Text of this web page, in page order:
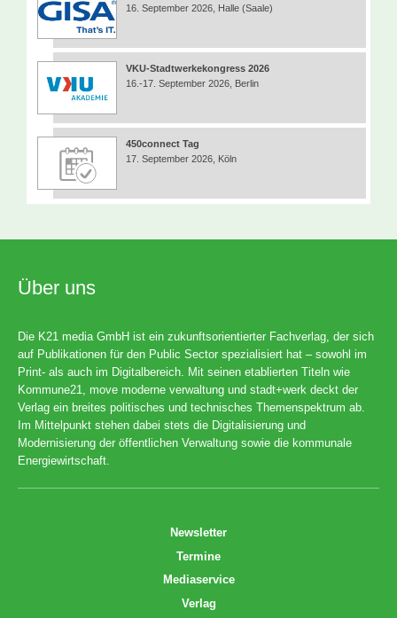
16. September 2026, Halle (Saale)
VKU-Stadtwerkekongress 2026
16.-17. September 2026, Berlin
450connect Tag
17. September 2026, Köln
Über uns
Die K21 media GmbH ist ein zukunftsorientierter Fachverlag, der sich
auf Publikationen für den Public Sector spezialisiert hat – sowohl im
Print- als auch im Digitalbereich. Mit seinen etablierten Titeln wie
Kommune21, move moderne verwaltung und stadt+werk deckt der
Verlag ein breites politisches und technisches Themenspektrum ab.
Im Mittelpunkt stehen dabei stets die Digitalisierung und
Modernisierung der öffentlichen Verwaltung sowie die kommunale
Energiewirtschaft.
Newsletter
Termine
Mediaservice
Verlag